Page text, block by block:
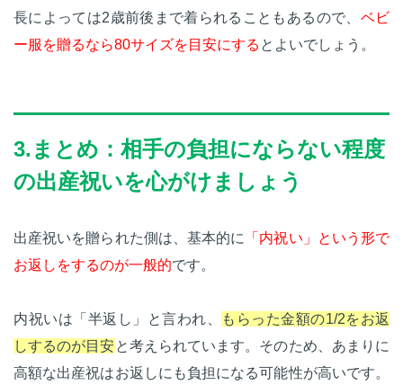
長によっては2歳前後まで着られることもあるので、 ベビ
ー服を贈るなら80サイズを目安にする とよいでしょう。
3.まとめ：相手の負担にならない程度
の出産祝いを心がけましょう
出産祝いを贈られた側は、基本的に 「内祝い」という形で
お返しをするのが一般的です。
内祝いは「半返し」と言われ、
もらった金額の1/2をお返
しするのが目安と考えられています。そのため、あまりに
高額な出産祝はお返しにも負担になる可能性が高いです。